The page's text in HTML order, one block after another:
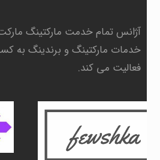
آژانس تمام خدمت مارکتینگ مارکت
خدمات مارکتینگ و برندینگ به
فعالیت می کند.